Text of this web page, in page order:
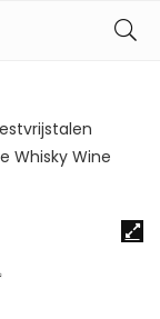
Whisky Wine